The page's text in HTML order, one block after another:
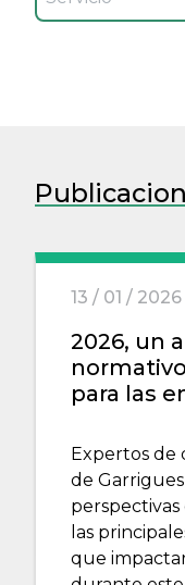
13 / 01 / 2026
2026, un
para las
Expertos de
de
las
que